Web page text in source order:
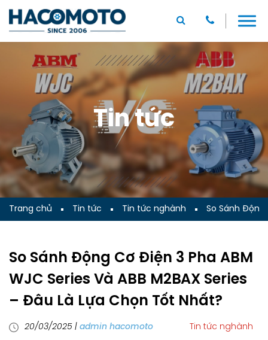
Tin tức
Trang chủ Tin tức Tin tức nghành So Sánh Động
So Sánh Động Cơ Điện 3 Pha ABM
WJC Series Và ABB M2BAX Series
– Đâu Là Lựa Chọn Tốt Nhất?
20/03/2025 | admin hacomoto Tin tức nghành